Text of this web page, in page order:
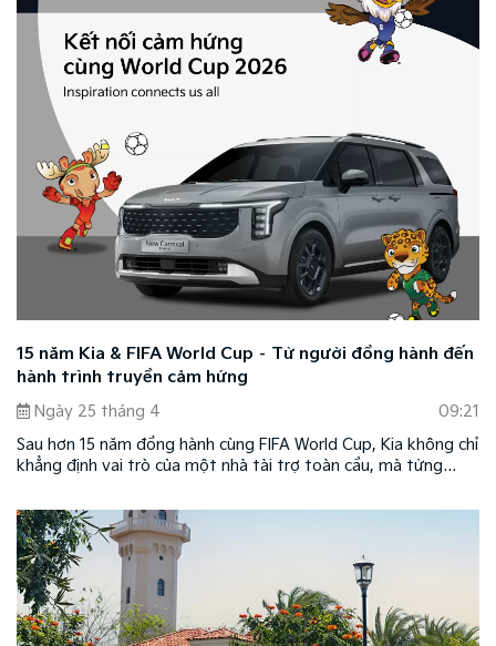
15 năm Kia & FIFA World Cup – Từ người đồng hành đến
hành trình truyền cảm hứng
Ngày 25 tháng 4
09:21
Sau hơn 15 năm đồng hành cùng FIFA World Cup, Kia không chỉ
khẳng định vai trò của một nhà tài trợ toàn cầu, mà từng
bền vững.